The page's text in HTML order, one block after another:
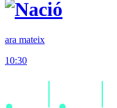
ara mateix
10:30